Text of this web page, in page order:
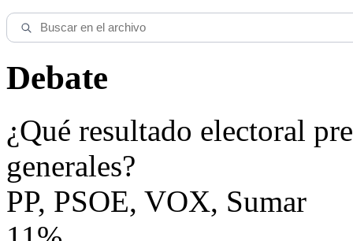
Debate
¿Qué resultado electoral
generales?
PP, PSOE, VOX, Sumar